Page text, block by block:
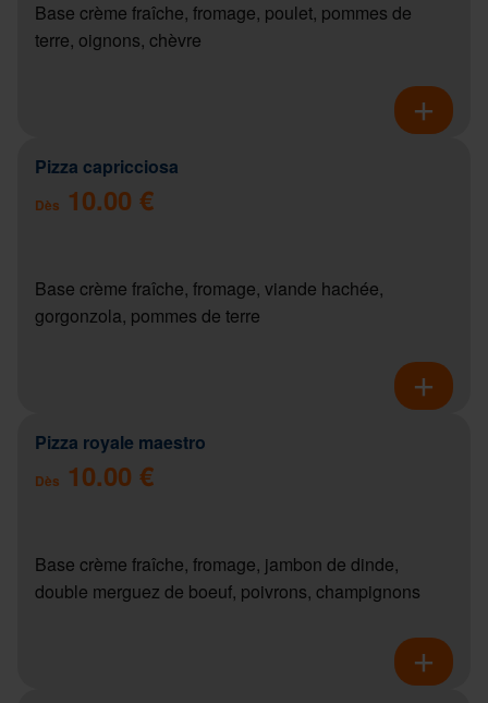
Base crème fraîche, fromage, poulet, pommes de
terre, oignons, chèvre
Pizza capricciosa
Dès 10.00 €
Base crème fraîche, fromage, viande hachée,
gorgonzola, pommes de terre
Pizza royale maestro
Dès 10.00 €
Base crème fraîche, fromage, jambon de dinde,
double merguez de boeuf, poivrons, champignons